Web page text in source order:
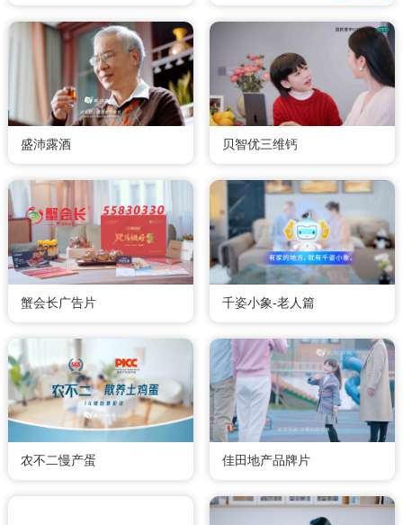
盛沛露酒 贝智优三维钙
蟹会长广告片 千姿小象-老人篇
农不二慢产蛋 佳田地产品牌片